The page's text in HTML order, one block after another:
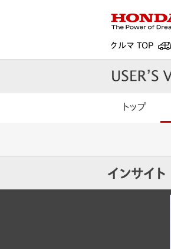
クルマ TOP
トップ
インサイト